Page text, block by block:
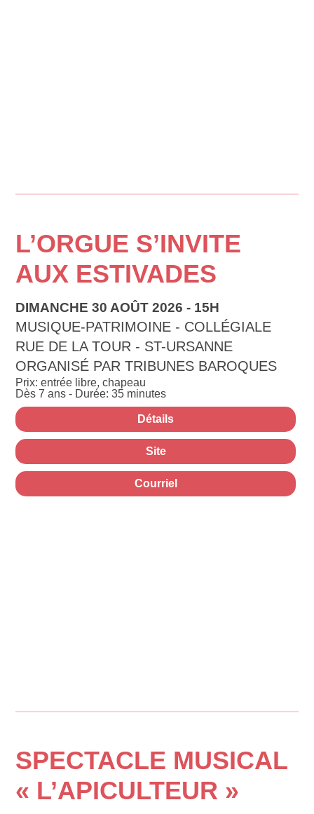
L’ORGUE S’INVITE
AUX ESTIVADES
DIMANCHE 30 AOÛT 2026 - 15H
MUSIQUE-PATRIMOINE - COLLÉGIALE
RUE DE LA TOUR - ST-URSANNE
ORGANISÉ PAR TRIBUNES BAROQUES
Prix: entrée libre, chapeau
Dès 7 ans - Durée: 35 minutes
Détails
Site
Courriel
SPECTACLE MUSICAL
« L’APICULTEUR »